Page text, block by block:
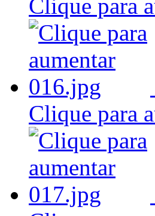
Clique para
Clique para